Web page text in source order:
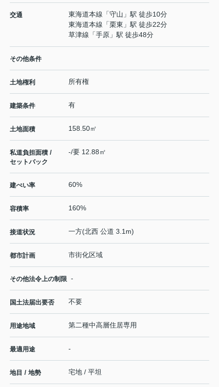
交通 東海道本線 「守山 」駅 徒歩10分
東海道本線 「栗東 」駅 徒歩22分
草津線 「手原 」駅 徒歩48分
その他条件
土地権利 所有権
建築条件 有
土地面積 158.50㎡
私道負担面積 /
セットバック
-/要 12.88㎡
建ぺい率 60%
容積率 160%
接道状況 一方(北西 公道 3.1m)
都市計画 市街化区域
その他法令上の制限 -
国土法届出要否 不要
用途地域 第二種中高層住居専用
最適用途 -
地目 / 地勢 宅地 / 平坦